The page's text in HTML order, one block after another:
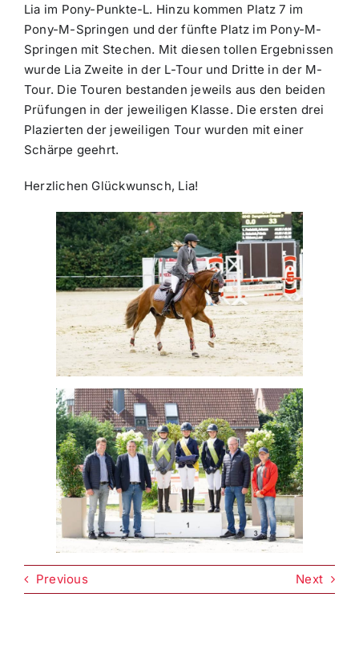
Lia im Pony-Punkte-L. Hinzu kommen Platz 7 im
Pony-M-Springen und der fünfte Platz im Pony-M-
Springen mit Stechen. Mit diesen tollen Ergebnissen
wurde Lia Zweite in der L-Tour und Dritte in der M-
Tour. Die Touren bestanden jeweils aus den beiden
Prüfungen in der jeweiligen Klasse. Die ersten drei
Plazierten der jeweiligen Tour wurden mit einer
Schärpe geehrt.
Herzlichen Glückwunsch, Lia!
Previous Next